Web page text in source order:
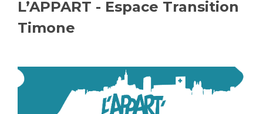
Tarifs
Vous accompagnez, vous rendez visite à un patient
à réaliser
Vous avez une analyse à réaliser
Vous venez en consultation
Emploi / formation
Emplois médicaux
Espace Formation
Étudiants hospitaliers
L’APPART - Espace Transition
Timone